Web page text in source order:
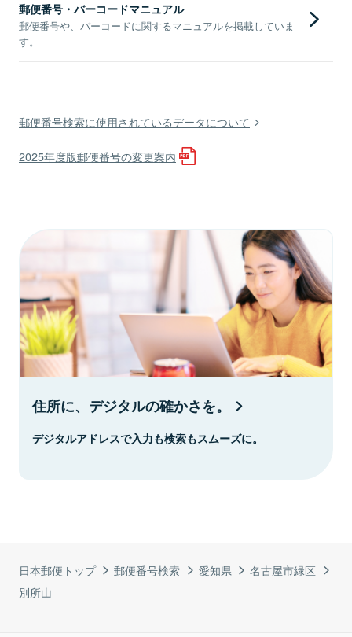
日本郵便トップ 郵便番号検索 愛知県
名古屋市緑区
別所山
郵便番号・バーコードマニュアル
郵便番号や、バーコードに関するマニュアルを掲載していま
す。
郵便番号検索に使用されているデータについて
2025年度版郵便番号の変更案内
住所に、デジタルの確かさを。
デジタルアドレスで入力も検索もスムーズに。